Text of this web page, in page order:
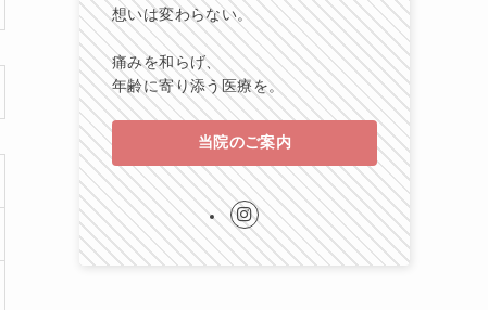
想いは変わらない。
痛みを和らげ、
年齢に寄り添う医療を。
当院のご案内